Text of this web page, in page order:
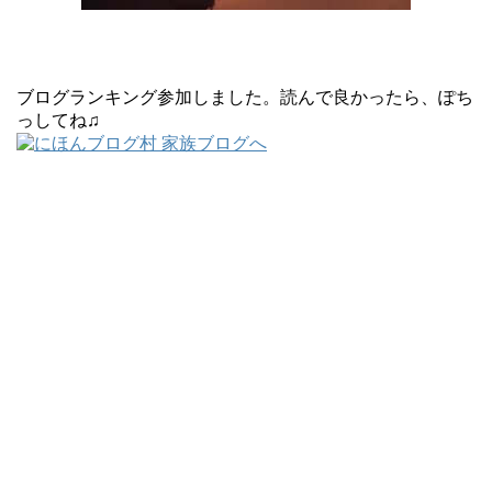
ブログランキング参加しました。読んで良かったら、ぽち
っしてね♫